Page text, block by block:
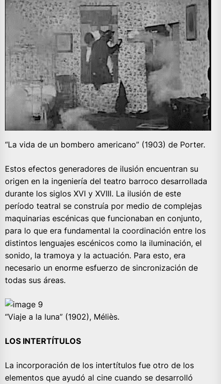
“La vida de un bombero americano” (1903) de Porter.
Estos efectos generadores de ilusión encuentran su
origen en la ingeniería del teatro barroco desarrollada
durante los siglos XVI y XVIII. La ilusión de este
período teatral se construía por medio de complejas
maquinarias escénicas que funcionaban en conjunto,
para lo que era fundamental la coordinación entre los
distintos lenguajes escénicos como la iluminación, el
sonido, la tramoya y la actuación. Para esto, era
necesario un enorme esfuerzo de sincronización de
todas sus áreas.
“Viaje a la luna” (1902), Méliès.
LOS INTERTÍTULOS
La incorporación de los intertítulos fue otro de los
elementos que ayudó al cine cuando se desarrolló